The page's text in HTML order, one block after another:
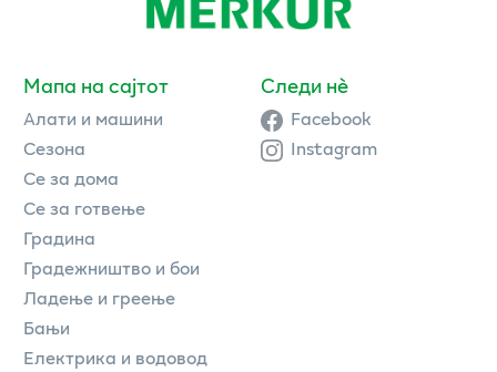
Мапа на сајтот
Алати и машини
Сезона
Се за дома
Се за готвење
Градина
Градежништво и бои
Ладење и греење
Бањи
Електрика и водовод
Следи нè
Facebook
Instagram